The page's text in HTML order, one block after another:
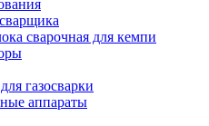
сварочная для кемпи
газосварки
аппараты